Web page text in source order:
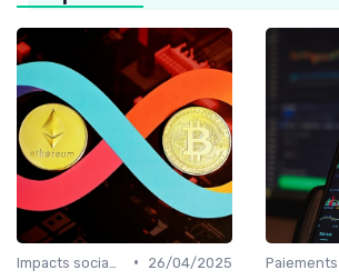
•
26/04/2025